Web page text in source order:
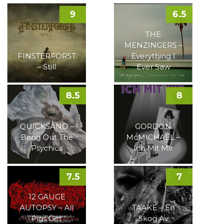
FINSTERFORST
– Still
9
THE
MENZINGERS –
Everything I
Ever Saw
6.5
QUICKSAND –
Bring Out The
Psychics
8.5
GORDON
McMICHAEL –
Ich Mit Mir
8
12 GAUGE
AUTOPSY – All
Pigs Get
7.5
TAAKE – En
Skog Av
7